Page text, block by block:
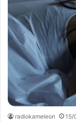
radiokameleon 15/